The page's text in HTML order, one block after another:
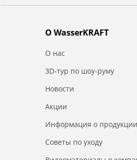
О WasserKRAFT
О нас
3D-тур по шоу-руму
Новости
Акции
Информация о продукции
Советы по уходу